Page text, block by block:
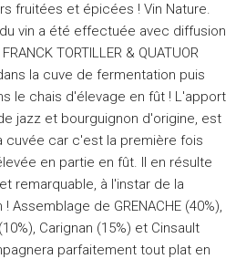
fruitées et épicées ! Vin Nature.
vin a été effectuée avec diffusion
TORTILLER & QUATUOR
la cuve de fermentation puis
le chais d'élevage en fût ! L'apport
jazz et bourguignon d'origine, est
cuvée car c'est la première fois
en partie en fût. Il en résulte
remarquable, à l'instar de la
de GRENACHE (40%),
Carignan (15%) et Cinsault
parfaitement tout plat en